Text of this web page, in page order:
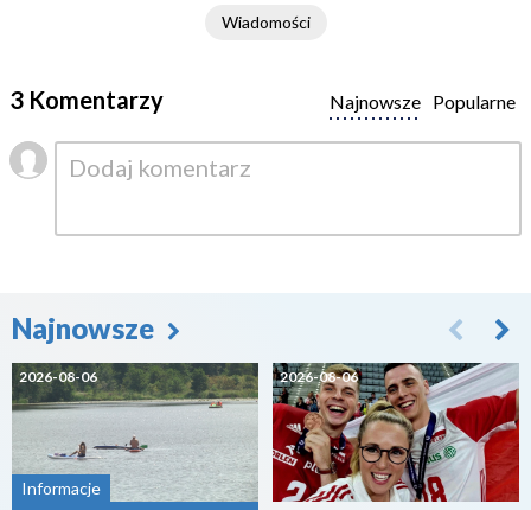
Wiadomości
3 Komentarzy Popularne
Najnowsze
Najnowsze
2026-08-06
Informacje
2026-08-06